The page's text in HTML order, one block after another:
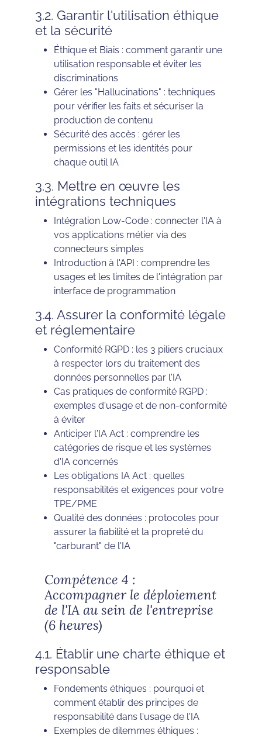
3.2. Garantir l'utilisation éthique
et la sécurité
Éthique et Biais : comment garantir une
utilisation responsable et éviter les
discriminations
Gérer les "Hallucinations" : techniques
pour vérifier les faits et sécuriser la
production de contenu
Sécurité des accès : gérer les
permissions et les identités pour
chaque outil IA
3.3. Mettre en œuvre les
intégrations techniques
Intégration Low-Code : connecter l'IA à
vos applications métier via des
connecteurs simples
Introduction à l'API : comprendre les
usages et les limites de l'intégration par
interface de programmation
3.4. Assurer la conformité légale
et réglementaire
Conformité RGPD : les 3 piliers cruciaux
à respecter lors du traitement des
données personnelles par l'IA
Cas pratiques de conformité RGPD :
exemples d'usage et de non-conformité
à éviter
Anticiper l'IA Act : comprendre les
catégories de risque et les systèmes
d'IA concernés
Les obligations IA Act : quelles
responsabilités et exigences pour votre
TPE/PME
Qualité des données : protocoles pour
assurer la fiabilité et la propreté du
"carburant" de l'IA
Compétence 4 :
Accompagner le déploiement
de l'IA au sein de l'entreprise
(6 heures)
4.1. Établir une charte éthique et
responsable
Fondements éthiques : pourquoi et
comment établir des principes de
responsabilité dans l'usage de l'IA
Exemples de dilemmes éthiques :